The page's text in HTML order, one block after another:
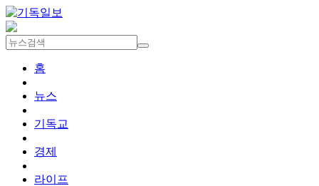
홈
뉴스
기독교
경제
라이프